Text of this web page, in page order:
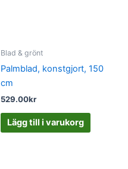
Blad & grönt
Palmblad, konstgjort, 150
cm
529.00kr
Lägg till i varukorg